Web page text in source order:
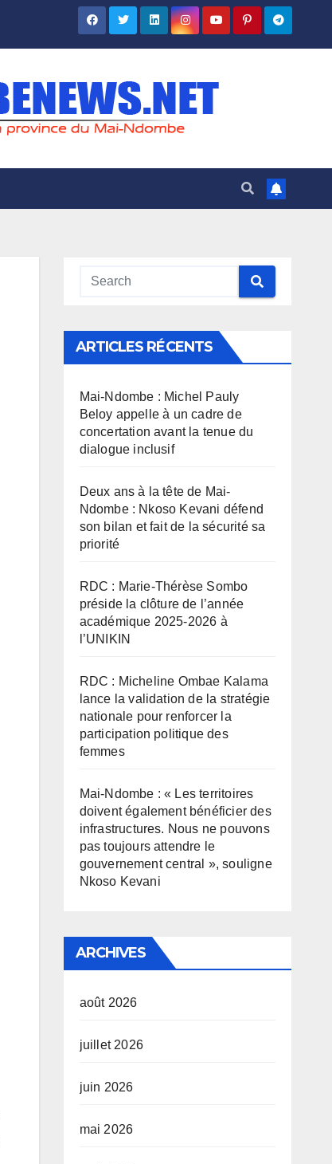
ARTICLES RÉCENTS
Mai-Ndombe : Michel Pauly
Beloy appelle à un cadre de
concertation avant la tenue du
dialogue inclusif
Deux ans à la tête de Mai-
Ndombe : Nkoso Kevani défend
son bilan et fait de la sécurité sa
priorité
RDC : Marie-Thérèse Sombo
préside la clôture de l’année
académique 2025-2026 à
l’UNIKIN
RDC : Micheline Ombae Kalama
lance la validation de la stratégie
nationale pour renforcer la
participation politique des
femmes
Mai-Ndombe : « Les territoires
doivent également bénéficier des
infrastructures. Nous ne pouvons
pas toujours attendre le
gouvernement central », souligne
Nkoso Kevani
ARCHIVES
août 2026
juillet 2026
juin 2026
mai 2026